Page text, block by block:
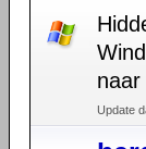
Update